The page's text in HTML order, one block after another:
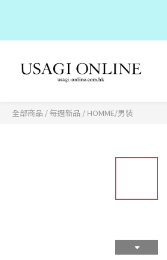
全部商品 /每週新品 / HOMME/男裝